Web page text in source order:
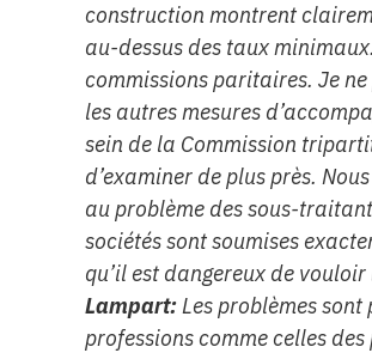
construction montrent
au-dessus des taux
commissions paritaires. Je
les autres mesures
sein de la Commission
d’examiner de plus près.
au problème des sous-
sociétés sont soumises
qu’il est dangereux de
Lampart:Les problèmes
professions comme celles